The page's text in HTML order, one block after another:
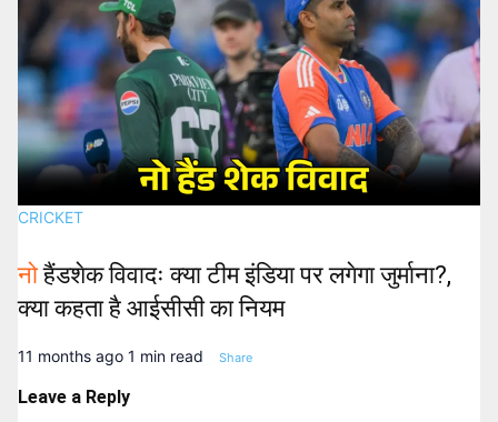
CRICKET
नोहैंडशेक विवादः क्या टीम इंडिया पर लगेगा जुर्माना?,
क्या कहता है आईसीसी का नियम
11 months ago 1 min read Share
Leave a Reply